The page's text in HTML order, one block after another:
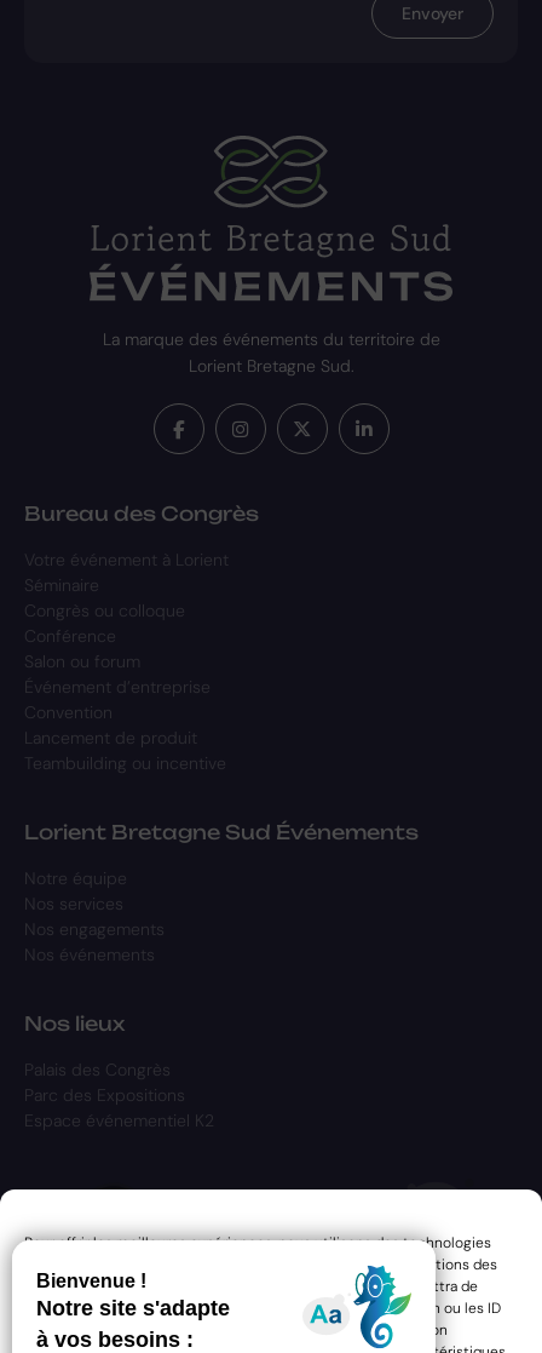
Pour offrir les meilleures expériences, nous utilisons des technologies
telles que les cookies pour stocker et/ou accéder aux informations des
appareils. Le fait de consentir à ces technologies nous permettra de
traiter des données telles que le comportement de navigation ou les ID
uniques sur ce site. Le fait de ne pas consentir ou de retirer son
Envoyer
La marque des événements du territoire de
Lorient Bretagne Sud.
Bureau des Congrès
Votre événement à Lorient
Séminaire
Congrès ou colloque
Conférence
Salon ou forum
Événement d’entreprise
Convention
Lancement de produit
Teambuilding ou incentive
Lorient Bretagne Sud Événements
Notre équipe
Nos services
Nos engagements
Nos événements
Nos lieux
Palais des Congrès
Parc des Expositions
Espace événementiel K2